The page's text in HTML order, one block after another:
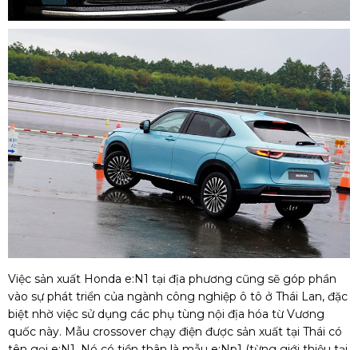
Việc sản xuất Honda e:N1 tại địa phương cũng sẽ góp phần
vào sự phát triển của ngành công nghiệp ô tô ở Thái Lan, đặc
biệt nhờ việc sử dụng các phụ tùng nội địa hóa từ Vương
quốc này. Mẫu crossover chạy điện được sản xuất tại Thái có